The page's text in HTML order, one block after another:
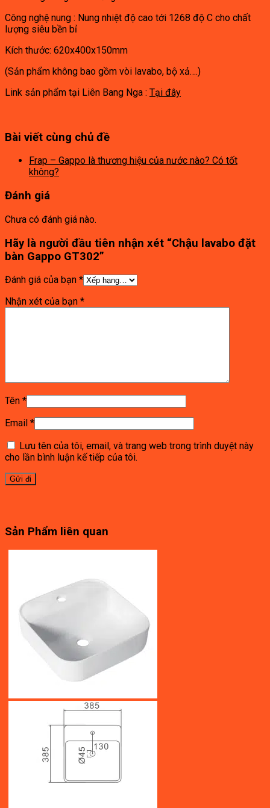
Công nghệ nung : Nung nhiệt độ cao tới 1268 độ C cho chất
lượng siêu bền bỉ
Kích thước: 620x400x150mm
(Sản phẩm không bao gồm vòi lavabo, bộ xả….)
Link sản phẩm tại Liên Bang Nga : Tại đây
Bài viết cùng chủ đề
Frap – Gappo là thương hiệu của nước nào? Có tốt
không?
Đánh giá
Chưa có đánh giá nào.
Hãy là người đầu tiên nhận xét “Chậu lavabo đặt
bàn Gappo GT302”
Đánh giá của bạn *
Nhận xét của bạn *
Tên *
Email *
Lưu tên của tôi, email, và trang web trong trình duyệt này
cho lần bình luận kế tiếp của tôi.
Sản Phẩm liên quan